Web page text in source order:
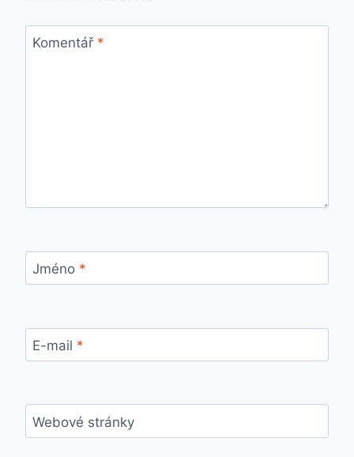
Komentář *
Jméno *
E-mail *
Webové stránky